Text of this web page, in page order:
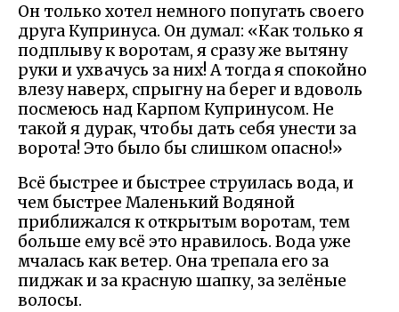
Он только хотел немного попугать своего
друга Купринуса. Он думал: «Как только я
подплыву к воротам, я сразу же вытяну
руки и ухвачусь за них! А тогда я спокойно
влезу наверх, спрыгну на берег и вдоволь
посмеюсь над Карпом Купринусом. Не
такой я дурак, чтобы дать себя унести за
ворота! Это было бы слишком опасно!»
Всё быстрее и быстрее струилась вода, и
чем быстрее Маленький Водяной
приближался к открытым воротам, тем
больше ему всё это нравилось. Вода уже
мчалась как ветер. Она трепала его за
пиджак и за красную шапку, за зелёные
волосы.